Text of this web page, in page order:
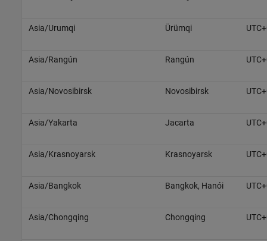
Asia/Urumqi Ürümqi
Asia/Rangún Rangún
Asia/Novosibirsk Novosibirsk
Asia/Yakarta Jacarta
Asia/Krasnoyarsk Krasnoyarsk
Asia/Bangkok Bangkok, Hanói
Asia/Chongqing Chongqing